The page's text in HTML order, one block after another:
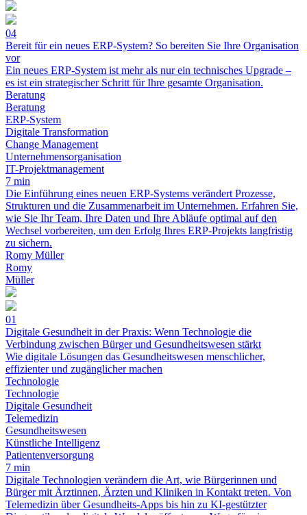
04
Bereit für ein neues ERP-System? So bereiten Sie Ihre Organisation
vor
Ein neues ERP-System ist mehr als nur ein technisches Upgrade –
es ist ein strategischer Schritt für Ihre gesamte Organisation.
Beratung
Beratung
ERP-System
Digitale Transformation
Change Management
Unternehmensorganisation
IT-Projektmanagement
7 min
Die Einführung eines neuen ERP-Systems verändert Prozesse,
Strukturen und die Zusammenarbeit im Unternehmen. Erfahren Sie,
wie Sie Ihr Team, Ihre Daten und Ihre Abläufe optimal auf den
Wechsel vorbereiten, um den Erfolg Ihres ERP-Projekts langfristig
zu sichern.
Romy Müller
Romy
Müller
01
Digitale Gesundheit in der Praxis: Wenn Technologie die
Verbindung zwischen Bürger und Gesundheitswesen stärkt
Wie digitale Lösungen das Gesundheitswesen menschlicher,
effizienter und zugänglicher machen
Technologie
Technologie
Digitale Gesundheit
Telemedizin
Gesundheitswesen
Künstliche Intelligenz
Patientenversorgung
7 min
Digitale Technologien verändern die Art, wie Bürgerinnen und
Bürger mit Ärztinnen, Ärzten und Kliniken in Kontakt treten. Von
Telemedizin über Gesundheits-Apps bis hin zu KI-gestützter